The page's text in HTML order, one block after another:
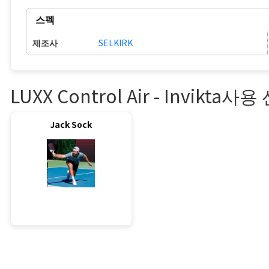
스펙
제조사 SELKIRK
LUXX Control Air - Invikta사용
Jack Sock